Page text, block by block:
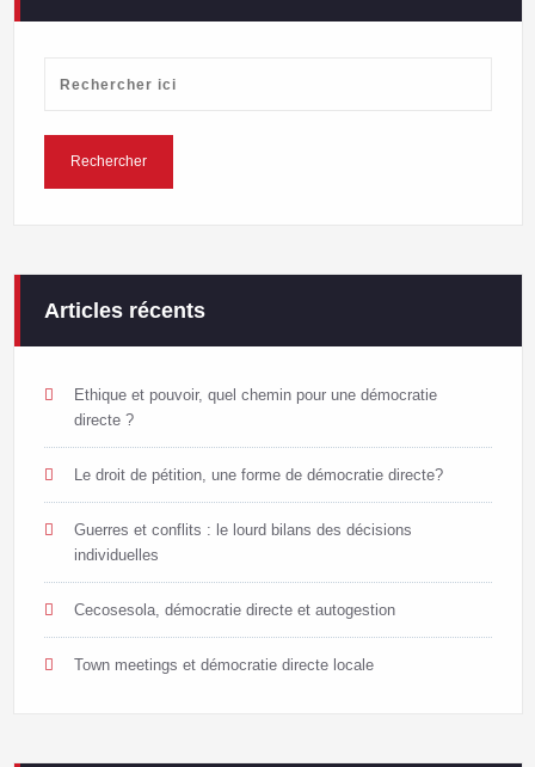
Articles récents
Ethique et pouvoir, quel chemin pour une démocratie
directe ?
Le droit de pétition, une forme de démocratie directe?
Guerres et conflits : le lourd bilans des décisions
individuelles
Cecosesola, démocratie directe et autogestion
Town meetings et démocratie directe locale